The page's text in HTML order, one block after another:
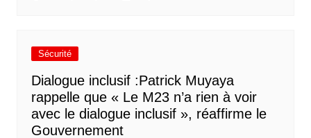
Sécurité
Dialogue inclusif :Patrick Muyaya
rappelle que « Le M23 n’a rien à voir
avec le dialogue inclusif », réaffirme le
Gouvernement